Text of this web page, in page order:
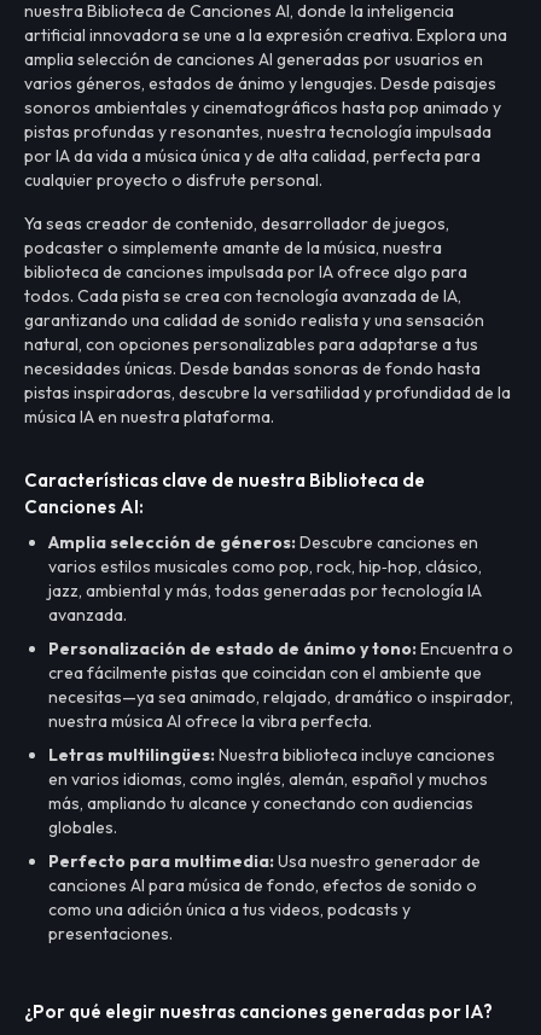
nuestra Biblioteca de Canciones AI, donde la inteligencia
artificial innovadora se une a la expresión creativa. Explora una
amplia selección de canciones AI generadas por usuarios en
varios géneros, estados de ánimo y lenguajes. Desde paisajes
sonoros ambientales y cinematográficos hasta pop animado y
pistas profundas y resonantes, nuestra tecnología impulsada
por IA da vida a música única y de alta calidad, perfecta para
cualquier proyecto o disfrute personal.
Ya seas creador de contenido, desarrollador de juegos,
podcaster o simplemente amante de la música, nuestra
biblioteca de canciones impulsada por IA ofrece algo para
todos. Cada pista se crea con tecnología avanzada de IA,
garantizando una calidad de sonido realista y una sensación
natural, con opciones personalizables para adaptarse a tus
necesidades únicas. Desde bandas sonoras de fondo hasta
pistas inspiradoras, descubre la versatilidad y profundidad de la
música IA en nuestra plataforma.
Características clave de nuestra Biblioteca de
Canciones AI:
Amplia selección de géneros:Descubre canciones en
varios estilos musicales como pop, rock, hip‑hop, clásico,
jazz, ambiental y más, todas generadas por tecnología IA
avanzada.
Personalización de estado de ánimo y tono:Encuentra o
crea fácilmente pistas que coincidan con el ambiente que
necesitas—ya sea animado, relajado, dramático o inspirador,
nuestra música AI ofrece la vibra perfecta.
Letras multilingües:Nuestra biblioteca incluye canciones
en varios idiomas, como inglés, alemán, español y muchos
más, ampliando tu alcance y conectando con audiencias
globales.
Perfecto para multimedia:Usa nuestro generador de
canciones AI para música de fondo, efectos de sonido o
como una adición única a tus videos, podcasts y
presentaciones.
¿Por qué elegir nuestras canciones generadas por IA?